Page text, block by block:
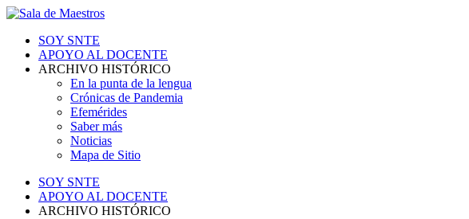
SOY SNTE
APOYO AL DOCENTE
ARCHIVO HISTÓRICO
En la punta de la lengua
Crónicas de Pandemia
Efemérides
Saber más
Noticias
Mapa de Sitio
SOY SNTE
APOYO AL DOCENTE
ARCHIVO HISTÓRICO